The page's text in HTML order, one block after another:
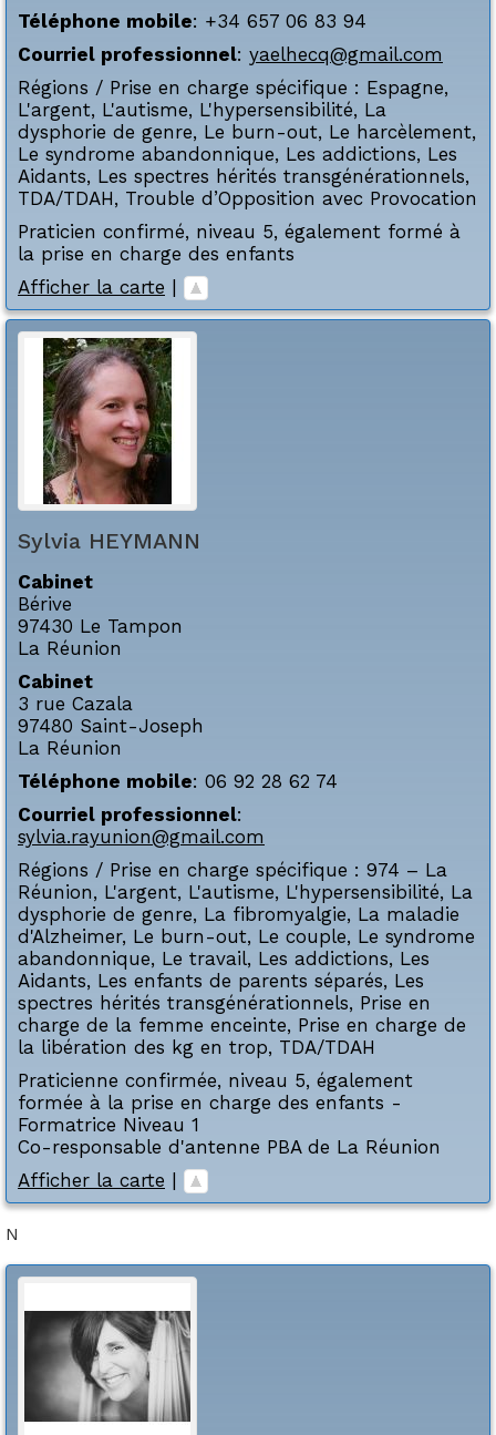
Téléphone mobile: +34 657 06 83 94
Courriel professionnel: yaelhecq@gmail.com
Régions / Prise en charge spécifique : Espagne,
L'argent, L'autisme, L'hypersensibilité, La
dysphorie de genre, Le burn-out, Le harcèlement,
Le syndrome abandonnique, Les addictions, Les
Aidants, Les spectres hérités transgénérationnels,
TDA/TDAH, Trouble d’Opposition avec Provocation
Praticien confirmé, niveau 5, également formé à
la prise en charge des enfants
Afficher la carte |
Sylvia HEYMANN
Cabinet
Bérive
97430 Le Tampon
La Réunion
Cabinet
3 rue Cazala
97480 Saint-Joseph
La Réunion
Téléphone mobile: 06 92 28 62 74
Courriel professionnel:
sylvia.rayunion@gmail.com
Régions / Prise en charge spécifique : 974 – La
Réunion, L'argent, L'autisme, L'hypersensibilité, La
dysphorie de genre, La fibromyalgie, La maladie
d'Alzheimer, Le burn-out, Le couple, Le syndrome
abandonnique, Le travail, Les addictions, Les
Aidants, Les enfants de parents séparés, Les
spectres hérités transgénérationnels, Prise en
charge de la femme enceinte, Prise en charge de
la libération des kg en trop, TDA/TDAH
Praticienne confirmée, niveau 5, également
formée à la prise en charge des enfants -
Formatrice Niveau 1
Co-responsable d'antenne PBA de La Réunion
Afficher la carte |
N